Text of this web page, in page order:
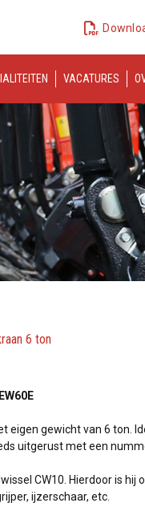
VACATURES
6 ton
eigen gewicht van 6 ton.
uitgerust met een
CW10. Hierdoor is
ijzerschaar, etc.